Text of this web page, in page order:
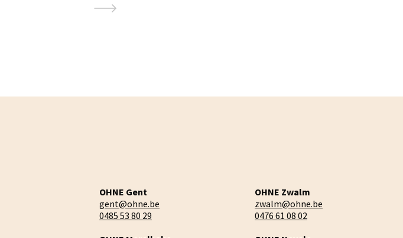
OHNE Gent
gent@ohne.be
0485 53 80 29
OHNE Zwalm
zwalm@ohne.be
0476 61 08 02